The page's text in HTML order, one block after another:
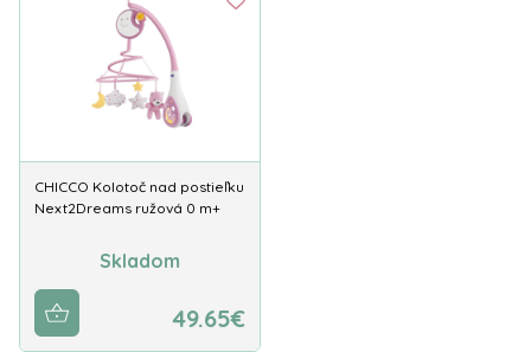
CHICCO Kolotoč nad postieľku
Next2Dreams ružová 0 m+
Skladom
49.65€